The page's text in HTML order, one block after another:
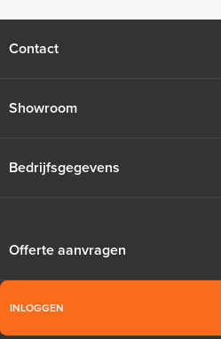
Contact
Showroom
Bedrijfsgegevens
Offerte aanvragen
INLOGGEN